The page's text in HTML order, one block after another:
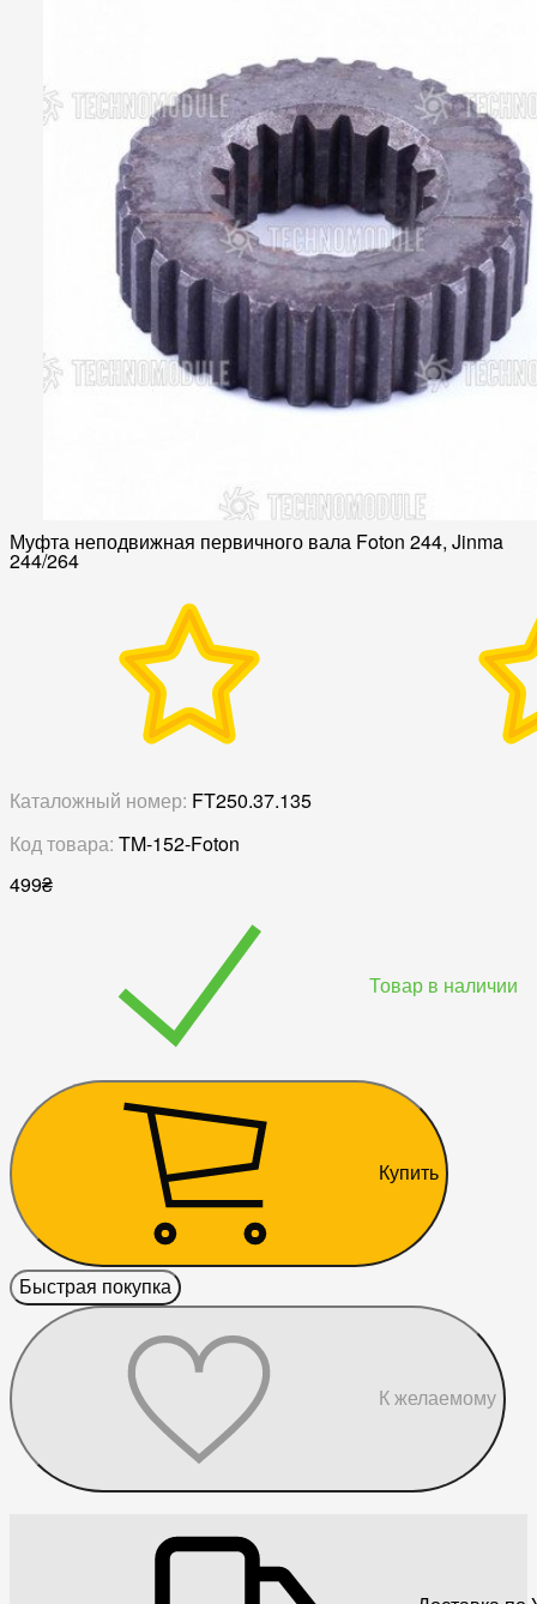
Муфта неподвижная первичного вала Foton 244, Jinma
244/264
Каталожный номер: FT250.37.135
Код товара: TM-152-Foton
499₴
Товар в наличии
Купить
Быстрая покупка
К желаемому